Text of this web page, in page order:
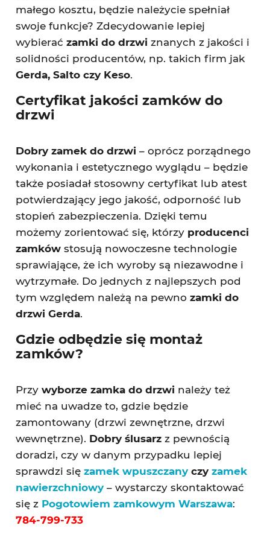
małego kosztu, będzie należycie spełniał
swoje funkcje? Zdecydowanie lepiej
wybierać zamki do drzwi znanych z jakości i
solidności producentów, np. takich firm jak
Gerda, Salto czy Keso.
Certyfikat jakości zamków do
drzwi
Dobry zamek do drzwi– oprócz porządnego
wykonania i estetycznego wyglądu – będzie
także posiadał stosowny certyfikat lub atest
potwierdzający jego jakość, odporność lub
stopień zabezpieczenia. Dzięki temu
możemy zorientować się, którzy producenci
zamkówstosują nowoczesne technologie
sprawiające, że ich wyroby są niezawodne i
wytrzymałe. Do jednych z najlepszych pod
tym względem należą na pewno zamki do
drzwi Gerda.
Gdzie odbędzie się montaż
zamków?
Przy wyborze zamka do drzwinależy też
mieć na uwadze to, gdzie będzie
zamontowany (drzwi zewnętrzne, drzwi
wewnętrzne). Dobry ślusarzz pewnością
doradzi, czy w danym przypadku lepiej
sprawdzi się zamek wpuszczanyczy zamek
nawierzchniowy– wystarczy skontaktować
się z Pogotowiem zamkowym Warszawa:
784-799-733